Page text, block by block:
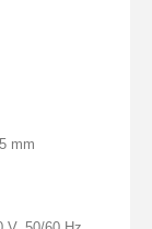
mm